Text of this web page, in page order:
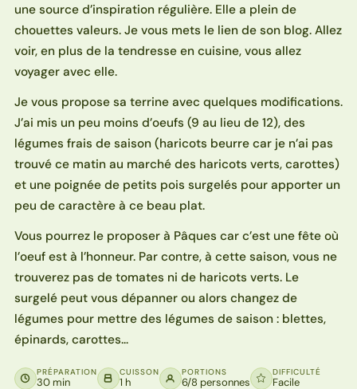
une source d’inspiration régulière. Elle a plein de
chouettes valeurs. Je vous mets le lien de son blog. Allez
voir, en plus de la tendresse en cuisine, vous allez
voyager avec elle.
Je vous propose sa terrine avec quelques modifications.
J’ai mis un peu moins d’oeufs (9 au lieu de 12), des
légumes frais de saison (haricots beurre car je n’ai pas
trouvé ce matin au marché des haricots verts, carottes)
et une poignée de petits pois surgelés pour apporter un
peu de caractère à ce beau plat.
Vous pourrez le proposer à Pâques car c’est une fête où
l’oeuf est à l’honneur. Par contre, à cette saison, vous ne
trouverez pas de tomates ni de haricots verts. Le
surgelé peut vous dépanner ou alors changez de
légumes pour mettre des légumes de saison : blettes,
épinards, carottes…
PRÉPARATION
30 min
CUISSON
1 h
PORTIONS
6/8 personnes
DIFFICULTÉ
Facile